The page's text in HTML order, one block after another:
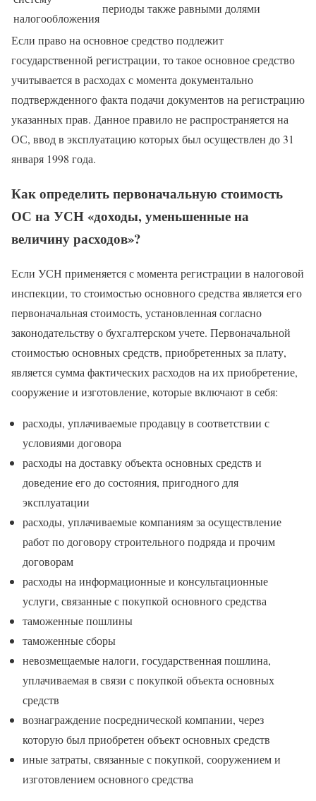
налогообложения
периоды также равными долями
Если право на основное средство подлежит
государственной регистрации, то такое основное средство
учитывается в расходах с момента документально
подтвержденного факта подачи документов на регистрацию
указанных прав. Данное правило не распространяется на
ОС, ввод в эксплуатацию которых был осуществлен до 31
января 1998 года.
Как определить первоначальную стоимость
ОС на УСН «доходы, уменьшенные на
величину расходов»?
Если УСН применяется с момента регистрации в налоговой
инспекции, то стоимостью основного средства является его
первоначальная стоимость, установленная согласно
законодательству о бухгалтерском учете. Первоначальной
стоимостью основных средств, приобретенных за плату,
является сумма фактических расходов на их приобретение,
сооружение и изготовление, которые включают в себя:
расходы, уплачиваемые продавцу в соответствии с
условиями договора
расходы на доставку объекта основных средств и
доведение его до состояния, пригодного для
эксплуатации
расходы, уплачиваемые компаниям за осуществление
работ по договору строительного подряда и прочим
договорам
расходы на информационные и консультационные
услуги, связанные с покупкой основного средства
таможенные пошлины
таможенные сборы
невозмещаемые налоги, государственная пошлина,
уплачиваемая в связи с покупкой объекта основных
средств
вознаграждение посреднической компании, через
которую был приобретен объект основных средств
иные затраты, связанные с покупкой, сооружением и
изготовлением основного средства